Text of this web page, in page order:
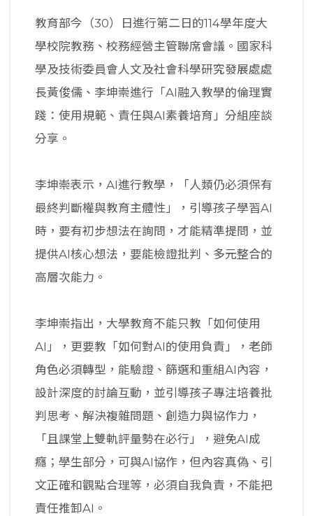
教育部今（30）日進行第二日的114學年度大
學校院教務、校務經營主管聯席會議。國家科
學及技術委員會人文及社會科學研究發展處處
長黃俊儒、李坤崇進行「AI融入教學的倫理實
踐：使用規範、責任與AI素養培育」分組座談
分享。
李坤崇表示，AI進行教學，「人類仍必須保有
最終判斷權與教育主體性」，引導孩子學習AI
時，要有初步想法在詢問，才能精準提問，並
提供AI核心想法，要能檢證批判、多元整合的
高層次能力。
李坤崇指出，大學教育不能只教「如何使用
AI」，更要教「如何對AI的使用負責」，老師
角色必須轉型，能驗證、篩選和重組AI內容，
設計深度的討論互動，並引導孩子專注培養批
判思考、解決複雜問題、創造力與協作力，
「且課堂上雙軌評量勢在必行」，避免AI成
癮；學生部分，可與AI協作，但內容真偽、引
文正確和觀點合理等，必須自我負責，不能把
責任推卸AI。